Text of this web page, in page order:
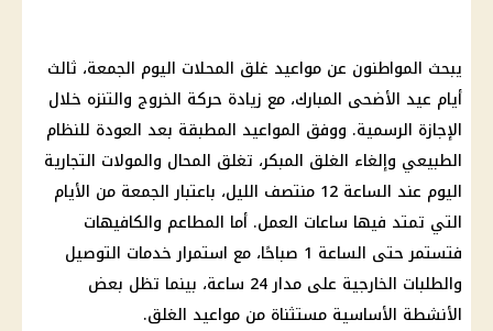
يبحث المواطنون عن مواعيد غلق المحلات اليوم الجمعة، ثالث
أيام عيد الأضحى المبارك، مع زيادة حركة الخروج والتنزه خلال
الإجازة الرسمية. ووفق المواعيد المطبقة بعد العودة للنظام
الطبيعي وإلغاء الغلق المبكر، تغلق المحال والمولات التجارية
اليوم عند الساعة 12 منتصف الليل، باعتبار الجمعة من الأيام
التي تمتد فيها ساعات العمل. أما المطاعم والكافيهات
فتستمر حتى الساعة 1 صباحًا، مع استمرار خدمات التوصيل
والطلبات الخارجية على مدار 24 ساعة، بينما تظل بعض
الأنشطة الأساسية مستثناة من مواعيد الغلق.